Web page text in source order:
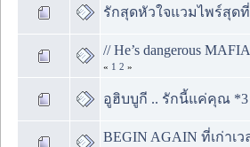
รักสุดหัวใจแวมไพร์สุดที่เ
// He’s dangerous
« 1 2 »
อูฮิบบูกี .. รักนี้แค่คุณ *3
BEGIN AGAIN ที่เก่าเว